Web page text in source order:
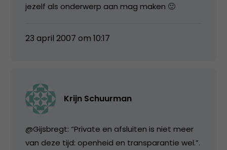
jezelf als onderwerp aan mag maken 🙂
23 april 2007 om 10:17
Krijn Schuurman
@Gijsbregt: “Private en afsluiten is niet meer
van deze tijd: openheid en transparantie wel.”.